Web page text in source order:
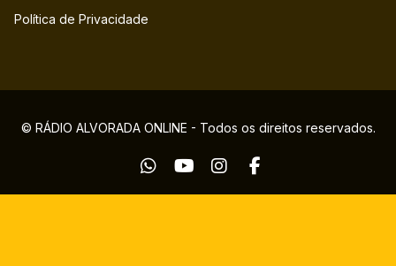
Política de Privacidade
© RÁDIO ALVORADA ONLINE - Todos os direitos reservados.